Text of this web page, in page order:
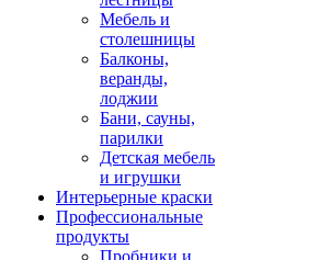
Мебель и
столешницы
Балконы,
веранды,
лоджии
Бани, сауны,
парилки
Детская мебель
и игрушки
Интерьерные краски
Профессиональные
продукты
Пробники и